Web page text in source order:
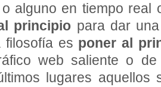
alguno en tiempo real
principio para dar
filosofía es poner al
web saliente o
lugares aquellos